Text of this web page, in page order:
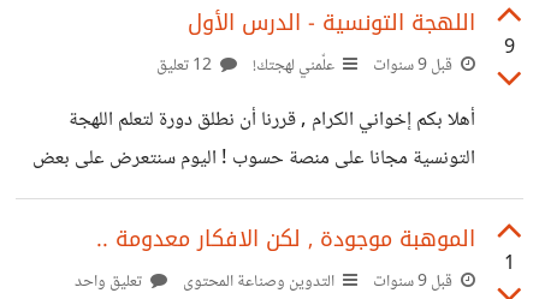
الوسيط، لكنني تفاجأت من حضر حسابي من الشحن و السحب و
المجتمع و من الرساىْل أيضا، راسلت الدعم الفني منذ عدة ساعات
إجاراىات أخرى، فقط المهم عندي هو توفير الميزات مرة اخرى
لحسابي حتى يتسنى لي متابعة عملي،
9
اللهجة التونسية - الدرس الأول
قبل 9 سنوات علّمني لهجتك!
أهلا بكم إخواني الكرام , قررنا أن نطلق دورة لتعلم اللهجة
التونسية مجانا على منصة حسوب ! اليوم سنتعرض على بعض
الكلمات شائعة الإستعمال : أهلا = عسلامة . كيف حالك = شعامل
/ شداير / شنوة أحوالك / شنوة الجو . إشتقت إليك =
إستاحشتك أين أنت ذاهب ؟ = وين ماشي ؟ / وين على خير ؟
1
الموهبة موجودة , لكن الافكار معدومة ..
قبل 9 سنوات التدوين وصناعة المحتوى تعليق واحد